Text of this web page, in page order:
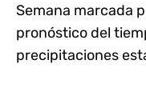
Semana marcada
pronóstico del
precipitaciones